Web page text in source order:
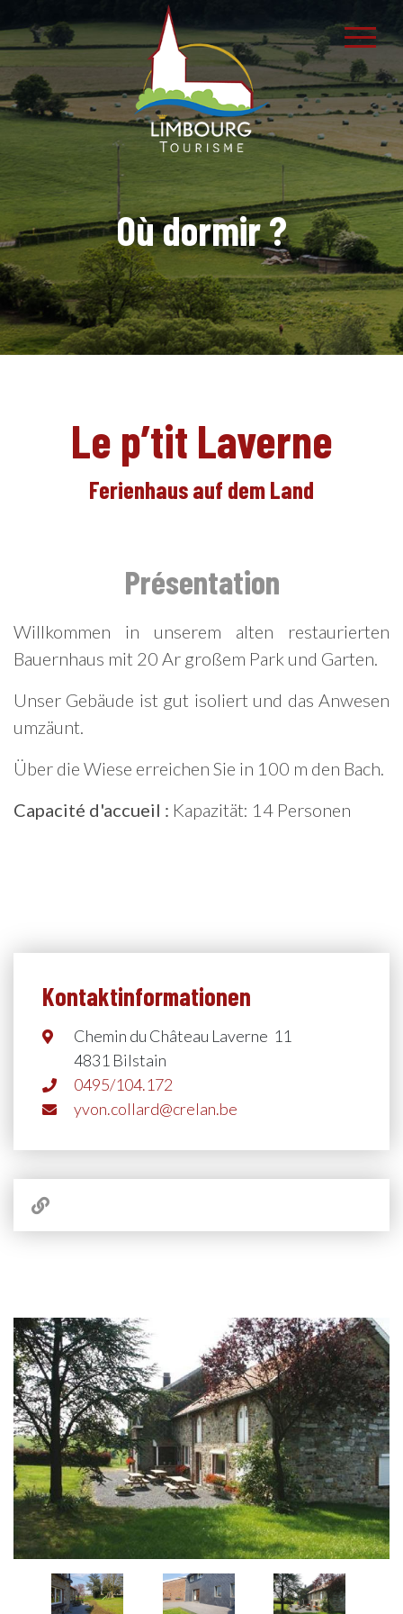
Où dormir ?
Le p’tit Laverne
Ferienhaus auf dem Land
Présentation
Willkommen in unserem alten restaurierten
Bauernhaus mit 20 Ar großem Park und Garten.
Unser Gebäude ist gut isoliert und das Anwesen
umzäunt.
Über die Wiese erreichen Sie in 100 m den Bach.
Capacité d'accueil : Kapazität: 14 Personen
Kontaktinformationen
Chemin du Château Laverne 11
4831 Bilstain
0495/104.172
yvon.collard@crelan.be